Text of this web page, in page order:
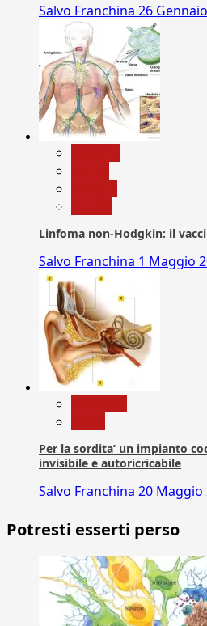
Salvo Franchina 26
Linfoma non-Hodgkin: il
Salvo Franchina 1 Maggio
Per la sordita’ un impianto
invisibile e autoricricabile
Salvo Franchina 20 Maggio
Potresti esserti perso